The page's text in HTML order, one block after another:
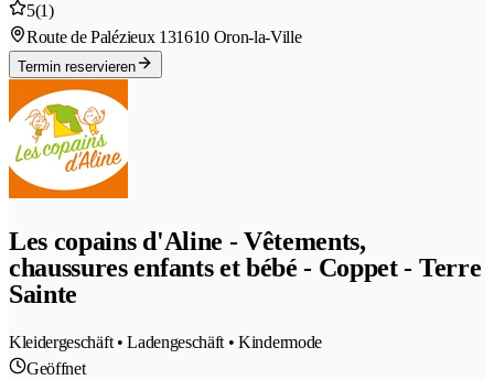
5(1)
Route de Palézieux 131610 Oron-la-Ville
Termin reservieren
Les copains d'Aline - Vêtements,
chaussures enfants et bébé - Coppet - Terre
Sainte
Kleidergeschäft • Ladengeschäft • Kindermode
Geöffnet